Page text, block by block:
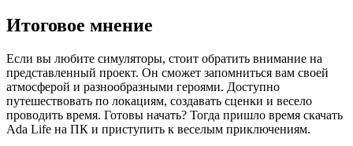
Итоговое мнение
Если вы любите симуляторы, стоит обратить внимание на
представленный проект. Он сможет запомниться вам своей
атмосферой и разнообразными героями. Доступно
путешествовать по локациям, создавать сценки и весело
проводить время. Готовы начать? Тогда пришло время скачать
Ada Life на ПК и приступить к веселым приключениям.